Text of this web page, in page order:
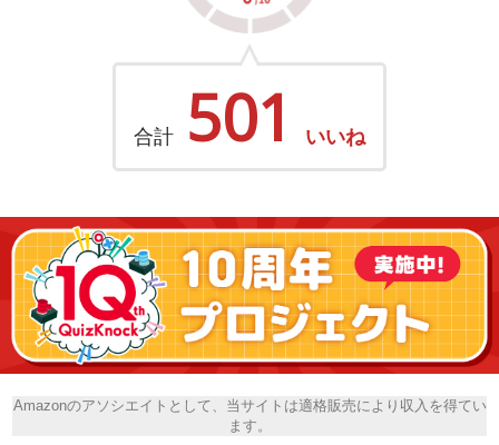
合計 501 いいね
Amazonのアソシエイトとして、当サイトは適格販売により収入を得てい
ます。